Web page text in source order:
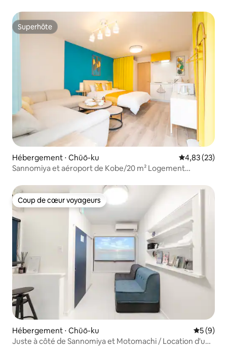
Superhôte
Superhôte
Hébergement ⋅ Chūō-ku Évaluation
4,83 (23)
Sannomiya et aéroport de Kobe/20 m² Logement
Coup de cœur voyageurs
Coup de cœur voyageurs
Hébergement ⋅ Chūō-ku
5 (9)
Juste à côté de Sannomiya et Motomachi / Location d'une